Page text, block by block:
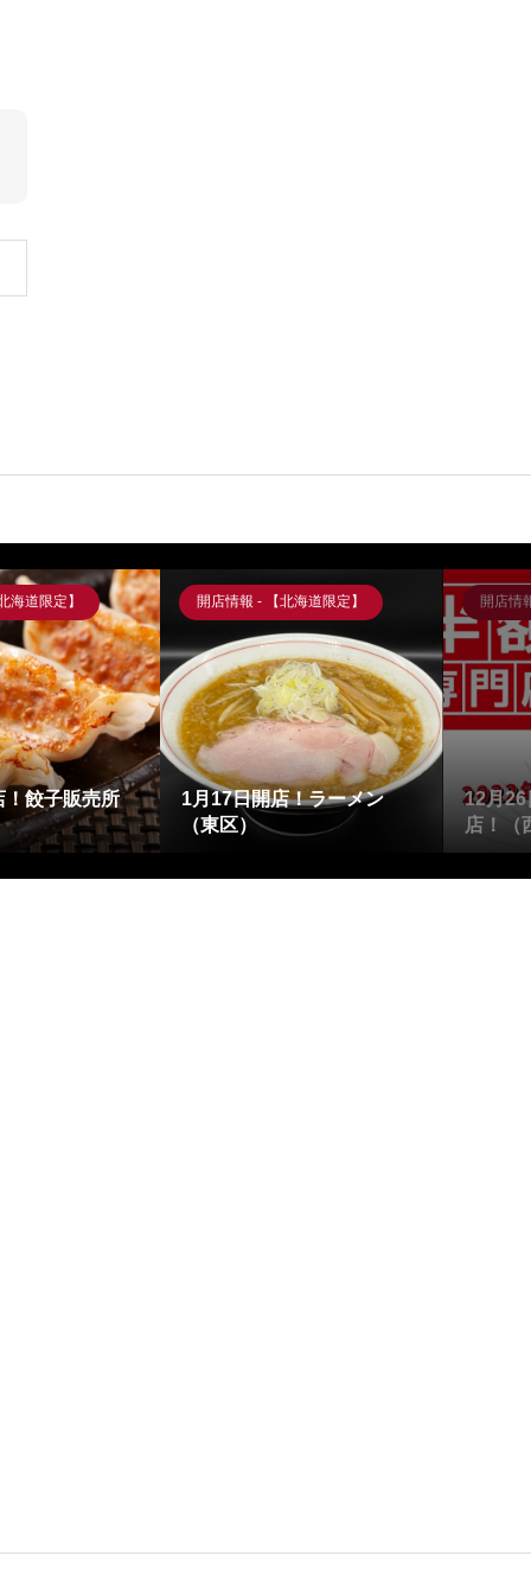
海道限定】
！餃子販売所
開店情報 - 【北海道限定】
1月17日開店！ラーメン
（東区）
開店情
12月26
店！（